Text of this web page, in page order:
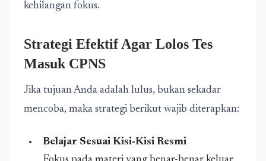
kehilangan fokus.
Strategi Efektif Agar Lolos Tes
Masuk CPNS
Jika tujuan Anda adalah lulus, bukan sekadar
mencoba, maka strategi berikut wajib diterapkan:
Belajar Sesuai Kisi-Kisi Resmi